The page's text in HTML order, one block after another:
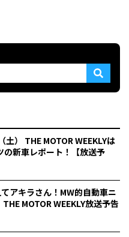
土） THE MOTOR WEEKLYは
の新車レポート！【放送予
てアキラさん！MW的自動車ニ
MOTOR WEEKLY放送予告